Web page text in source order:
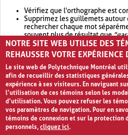
Vérifiez que l'orthographe est
Supprimez les guillemets autour
rechercher chaque mot
souvent plus de résultat que
Envisagez d'élargir votre
retournera souvent plus de
NOTRE SITE WEB UTILISE DES
REHAUSSER VOTRE
Le site web de Polytechnique Montréal
afin de recueillir des statistiques
expérience à ses visiteurs. En naviguant
l’utilisation de ces témoins selon les
d’utilisation. Vous pouvez refuser les
vos paramètres de navigation. Pour en
témoins de connexion et sur la protection
personnels,cliquez ici.